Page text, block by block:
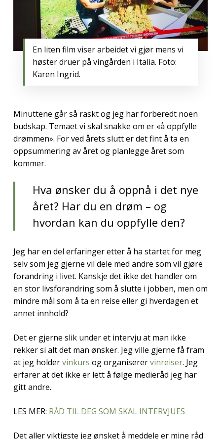
En liten film viser arbeidet vi gjør mens vi
høster druer på vingården i Italia. Foto:
Karen Ingrid.
Minuttene går så raskt og jeg har forberedt noen
budskap. Temaet vi skal snakke om er «å oppfylle
drømmen». For ved årets slutt er det fint å ta en
oppsummering av året og planlegge året som
kommer.
Hva ønsker du å oppnå i det nye
året? Har du en drøm – og
hvordan kan du oppfylle den?
Jeg har en del erfaringer etter å ha startet for meg
selv som jeg gjerne vil dele med andre som vil gjøre
forandring i livet. Kanskje det ikke det handler om
en stor livsforandring som å slutte i jobben, men om
mindre mål som å ta en reise eller gi hverdagen et
annet innhold?
Det er gjerne slik under et intervju at man ikke
rekker si alt det man ønsker. Jeg ville gjerne få fram
at jeg holdervinkurs og organiserervinreiser. Jeg
erfarer at det ikke er lett å følge medieråd jeg har
gitt andre.
LES MER: RÅD TIL DEG SOM SKAL INTERVJUES
Det aller viktigste jeg ønsket å meddele er mine råd